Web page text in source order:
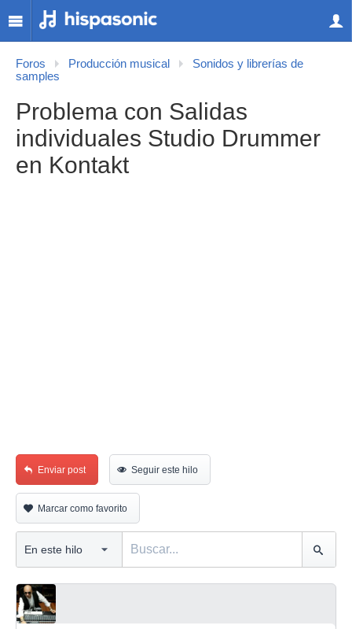
Foros Producción musical
Sonidos y librerías de
samples
Problema con Salidas
individuales Studio Drummer
en Kontakt
Enviar post Seguir este hilo
Marcar como favorito